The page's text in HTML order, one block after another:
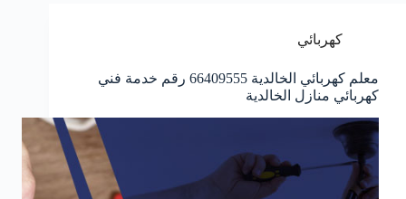
كهربائي
معلم كهربائي الخالدية 66409555 رقم خدمة فني
كهربائي منازل الخالدية